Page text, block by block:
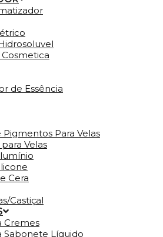
Cosmetica
de Essência
Pigmentos Para Velas
Velas
Cera
Castiçal
Cremes
Sabonete Líquido